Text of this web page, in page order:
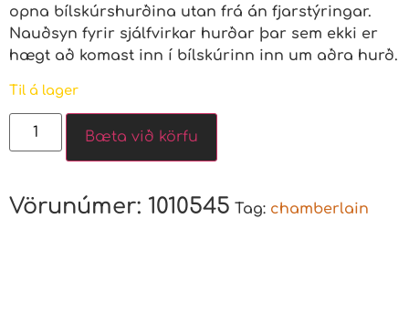
opna bílskúrshurðina utan frá án fjarstýringar.
Nauðsyn fyrir sjálfvirkar hurðar þar sem ekki er
hægt að komast inn í bílskúrinn inn um aðra hurð.
Til á lager
Bæta við körfu
Vörunúmer: 1010545 Tag: chamberlain